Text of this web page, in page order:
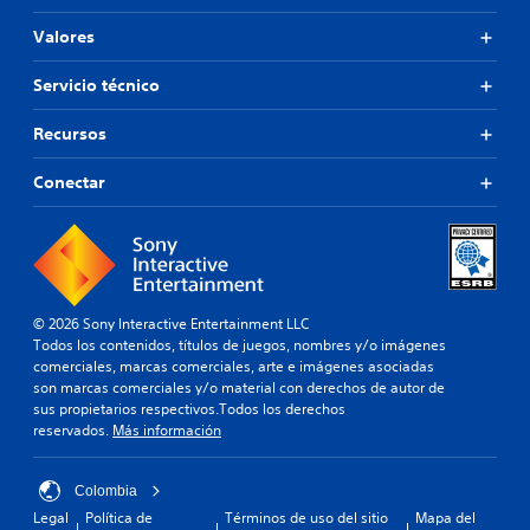
Valores
Servicio técnico
Recursos
Conectar
© 2026 Sony Interactive Entertainment LLC
Todos los contenidos, títulos de juegos, nombres y/o imágenes
comerciales, marcas comerciales, arte e imágenes asociadas
son marcas comerciales y/o material con derechos de autor de
sus propietarios respectivos.Todos los derechos
reservados. Más información
Colombia
Legal
Política de
Términos de uso del sitio
Mapa del